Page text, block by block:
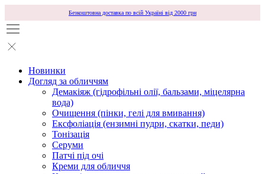
Безкоштовна доставка по всій Україні від 2000 грн
Новинки
Догляд за обличчям
Демакіяж (гідрофільні олії, бальзами, міцелярна
вода)
Очищення (пінки, гелі для вмивання)
Ексфоліація (ензимні пудри, скатки, педи)
Тонізація
Серуми
Патчі під очі
Креми для обличчя